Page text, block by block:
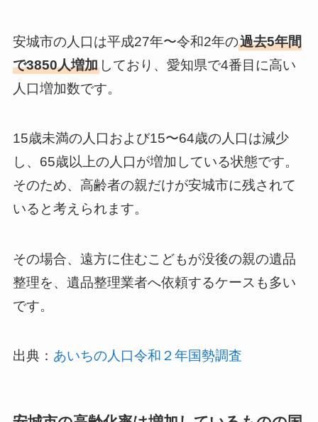
安城市の人口は平成27年〜令和2年の過去5年間
で3850人増加しており、愛知県で4番目に高い
人口増加数です。
15歳未満の人口および15〜64歳の人口は減少
し、65歳以上の人口が増加している状態です。
そのため、高齢者の親だけが安城市に残されて
いると考えられます。
その場合、遠方に住むこどもが没後の親の遺品
整理を、遺品整理業者へ依頼するケースも多い
です。
出典： あいちの人口令和２年国勢調査